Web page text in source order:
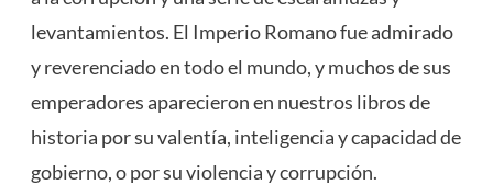
levantamientos. El Imperio Romano fue admirado
y reverenciado en todo el mundo, y muchos de sus
emperadores aparecieron en nuestros libros de
historia por su valentía, inteligencia y capacidad de
gobierno, o por su violencia y corrupción.